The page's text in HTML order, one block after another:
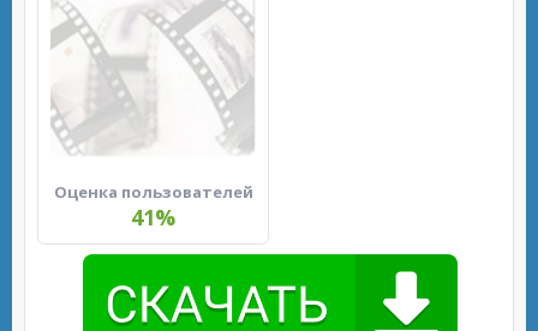
Оценка пользователей
41%